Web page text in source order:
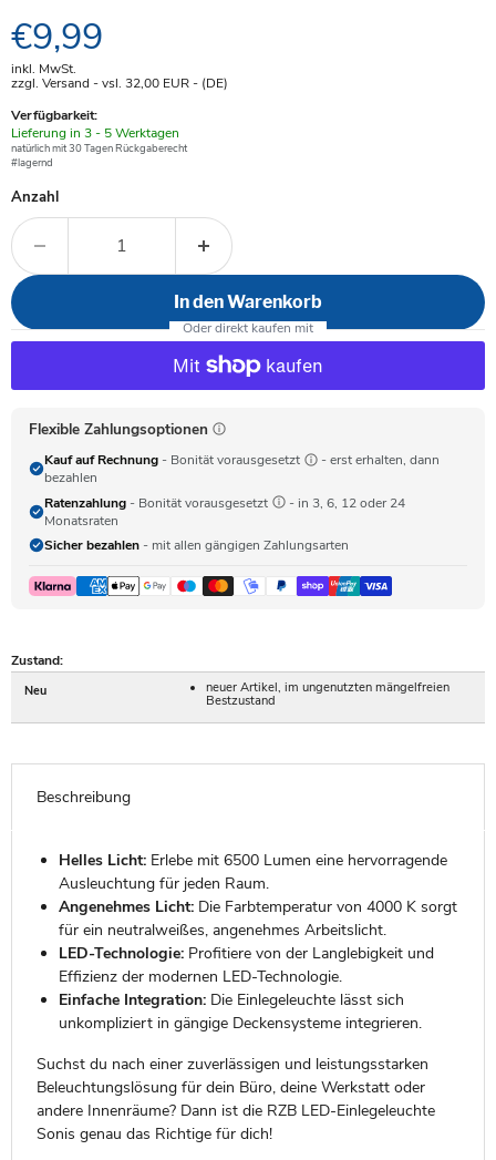
Aktueller Preis
€9,99
inkl. MwSt.
zzgl. Versand - vsl. 32,00 EUR- (DE)
Verfügbarkeit:
Verfügbar
-
Lieferung in 3 - 5 Werktagen
natürlich mit 30 Tagen Rückgaberecht
#lagernd
Anzahl
In den Warenkorb
Flexible Zahlungsoptionen
Kauf auf Rechnung - Bonität vorausgesetzt
- erst erhalten, dann
bezahlen
Ratenzahlung - Bonität vorausgesetzt
- in 3, 6, 12 oder 24
Monatsraten
Sicher bezahlen - mit allen gängigen Zahlungsarten
Zustand:
Neu
neuer Artikel, im ungenutzten mängelfreien
Bestzustand
Beschreibung
Helles Licht:Erlebe mit 6500 Lumen eine hervorragende
Ausleuchtung für jeden Raum.
Angenehmes Licht:Die Farbtemperatur von 4000 K sorgt
für ein neutralweißes, angenehmes Arbeitslicht.
LED-Technologie:Profitiere von der Langlebigkeit und
Effizienz der modernen LED-Technologie.
Einfache Integration:Die Einlegeleuchte lässt sich
unkompliziert in gängige Deckensysteme integrieren.
Suchst du nach einer zuverlässigen und leistungsstarken
Beleuchtungslösung für dein Büro, deine Werkstatt oder
andere Innenräume? Dann ist die RZB LED-Einlegeleuchte
Sonis genau das Richtige für dich!